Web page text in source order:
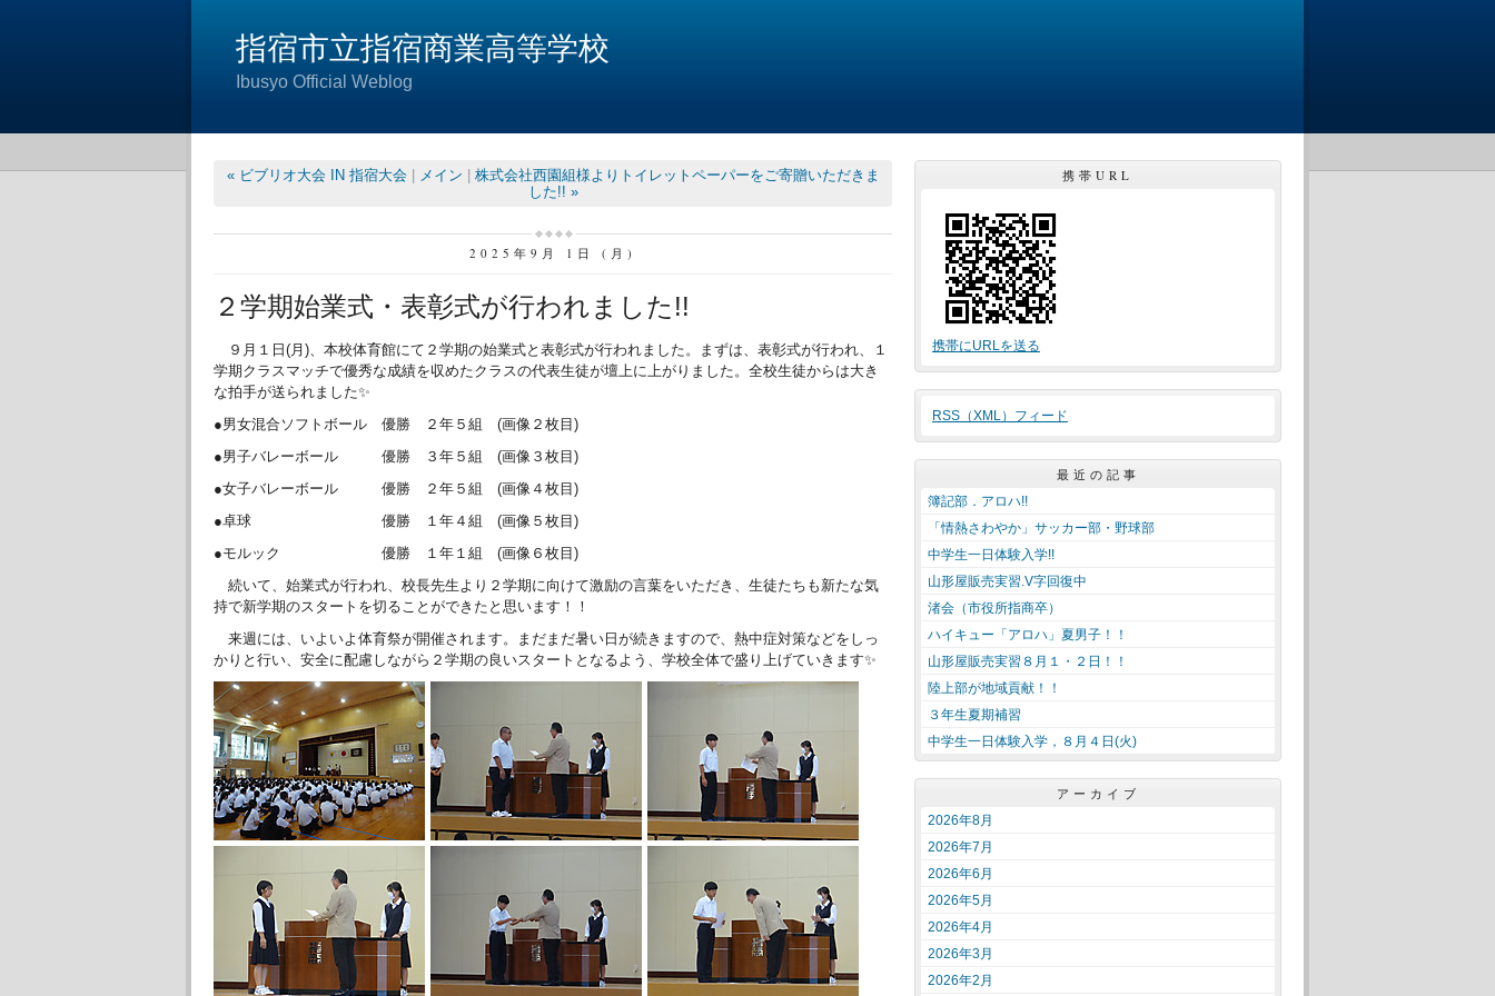
指宿市立指宿商業高等学校
Ibusyo Official Weblog
« ビブリオ大会 IN 指宿大会 メイン
株式会社西園組様よりトイレットペーパーをご寄贈いただきま
した!! »
2025年9月 1日 (月)
２学期始業式・表彰式が行われました!!
９月１日(月)、本校体育館にて２学期の始業式と表彰式が行われました。まずは、表彰式が行われ、１
学期クラスマッチで優秀な成績を収めたクラスの代表生徒が壇上に上がりました。全校生徒からは大き
な拍手が送られました✨
●男女混合ソフトボール 優勝 ２年５組 (画像２枚目)
●男子バレーボール 優勝 ３年５組 (画像３枚目)
●女子バレーボール 優勝 ２年５組 (画像４枚目)
●卓球 優勝 １年４組 (画像５枚目)
●モルック 優勝 １年１組 (画像６枚目)
続いて、始業式が行われ、校長先生より２学期に向けて激励の言葉をいただき、生徒たちも新たな気
持で新学期のスタートを切ることができたと思います！！
来週には、いよいよ体育祭が開催されます。まだまだ暑い日が続きますので、熱中症対策などをしっ
かりと行い、安全に配慮しながら２学期の良いスタートとなるよう、学校全体で盛り上げていきます✨
携帯URL
携帯にURLを送る
RSS（XML）フィード
最近の記事
簿記部．アロハ!!
「情熱さわやか」サッカー部・野球部
中学生一日体験入学!!
山形屋販売実習.V字回復中
渚会（市役所指商卒）
ハイキュー「アロハ」夏男子！！
山形屋販売実習８月１・２日！！
陸上部が地域貢献！！
３年生夏期補習
中学生一日体験入学，８月４日(火)
アーカイブ
2026年8月
2026年7月
2026年6月
2026年5月
2026年4月
2026年3月
2026年2月